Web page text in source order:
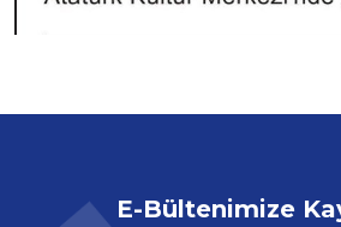
E-Bültenimize